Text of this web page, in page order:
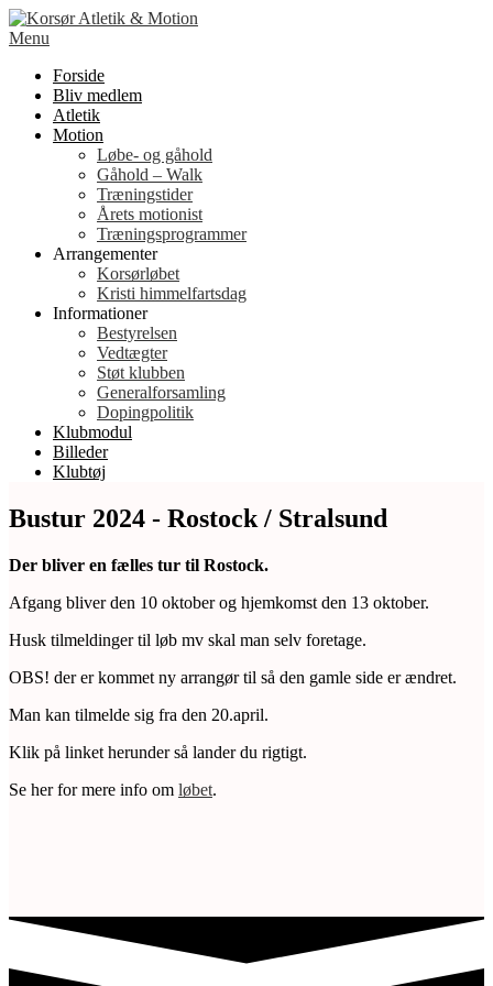
Spring
til
Menu
Forside
Bliv medlem
Atletik
Motion
Løbe- og gåhold
Gåhold – Walk
Træningstider
Årets motionist
Træningsprogrammer
Arrangementer
Korsørløbet
Kristi himmelfartsdag
Informationer
Bestyrelsen
Vedtægter
Støt klubben
Generalforsamling
Dopingpolitik
Klubmodul
Billeder
Klubtøj
Bustur 2024 - Rostock / Stralsund
Der bliver en fælles tur til Rostock.
Afgang bliver den 10 oktober og hjemkomst den 13 oktober.
Husk tilmeldinger til løb mv skal man selv foretage.
OBS! der er kommet ny arrangør til så den gamle side er ændret.
Man kan tilmelde sig fra den 20.april.
Klik på linket herunder så lander du rigtigt.
Se her for mere info om løbet.